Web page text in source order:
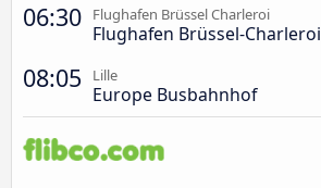
06:30 Flughafen Brüssel Charleroi
Flughafen Brüssel-Charleroi
08:05 Lille
Europe Busbahnhof